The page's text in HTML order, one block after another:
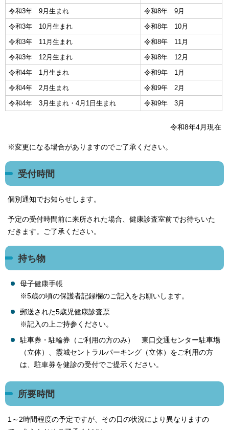
令和3年 9月生まれ
令和8年 9月
令和3年 10月生まれ
令和8年 10月
令和3年 11月生まれ
令和8年 11月
令和3年 12月生まれ
令和8年 12月
令和4年 1月生まれ
令和9年 1月
令和4年 2月生まれ
令和9年 2月
令和4年 3月生まれ・4月1日生まれ
令和9年 3月
令和8年4月現在
※変更になる場合がありますのでご了承ください。
受付時間
個別通知でお知らせします。
予定の受付時間前に来所された場合、健康診査室前でお待ちいた
だきます。ご了承ください。
持ち物
母子健康手帳
※5歳の頃の保護者記録欄のご記入をお願いします。
郵送された5歳児健康診査票
※記入の上ご持参ください。
駐車券・駐輪券（ご利用の方のみ） 東口交通センター駐車場
（立体）、霞城セントラルパーキング（立体）をご利用の方
は、駐車券を健診の受付でご提示ください。
所要時間
1～2時間程度の予定ですが、その日の状況により異なりますの